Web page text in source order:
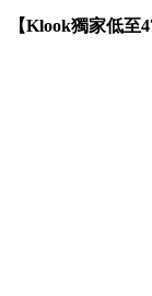
【Klook獨家低至